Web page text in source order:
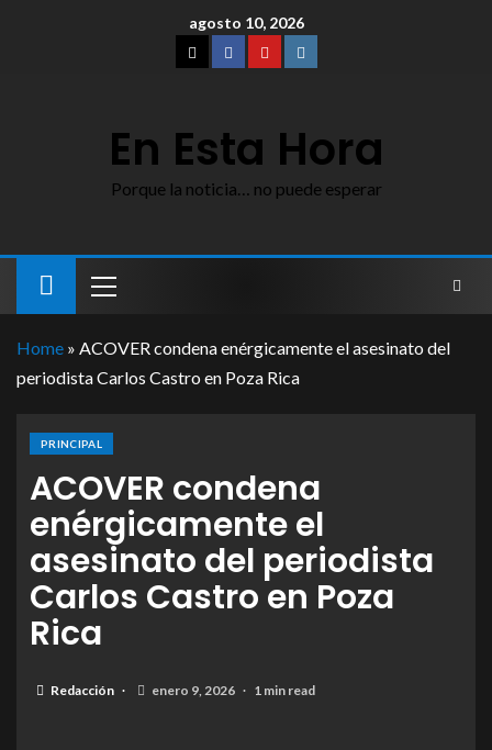
agosto 10, 2026
En Esta Hora
Porque la noticia… no puede esperar
Home » ACOVER condena enérgicamente el asesinato del
periodista Carlos Castro en Poza Rica
PRINCIPAL
ACOVER condena
enérgicamente el
asesinato del periodista
Carlos Castro en Poza
Rica
Redacción enero 9, 2026 1 min read